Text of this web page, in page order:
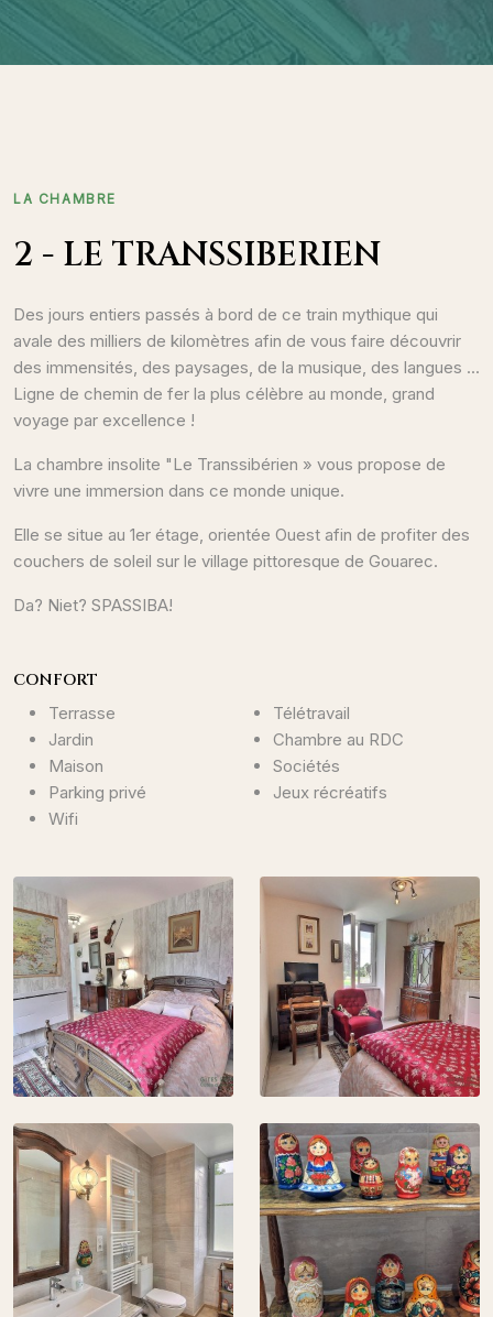
LA CHAMBRE
2 - LE TRANSSIBERIEN
Des jours entiers passés à bord de ce train mythique qui
avale des milliers de kilomètres afin de vous faire découvrir
des immensités, des paysages, de la musique, des langues ...
Ligne de chemin de fer la plus célèbre au monde, grand
voyage par excellence !
La chambre insolite "Le Transsibérien » vous propose de
vivre une immersion dans ce monde unique.
Elle se situe au 1er étage, orientée Ouest afin de profiter des
couchers de soleil sur le village pittoresque de Gouarec.
Da? Niet? SPASSIBA!
CONFORT
Terrasse
Jardin
Maison
Parking privé
Wifi
Télétravail
Chambre au RDC
Sociétés
Jeux récréatifs